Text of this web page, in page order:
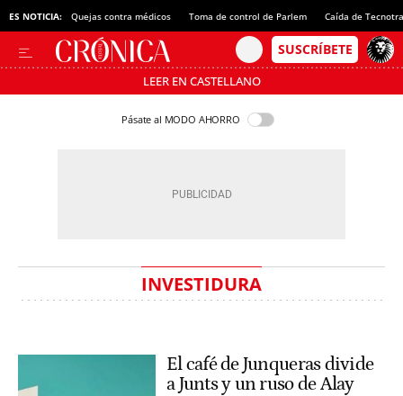
ES NOTICIA: Quejas contra médicos Toma de control de Parlem Caída de
LEER EN CASTELLANO
Pásate al MODO AHORRO
INVESTIDURA
El café de Junqueras divide
a Junts y un ruso de Alay